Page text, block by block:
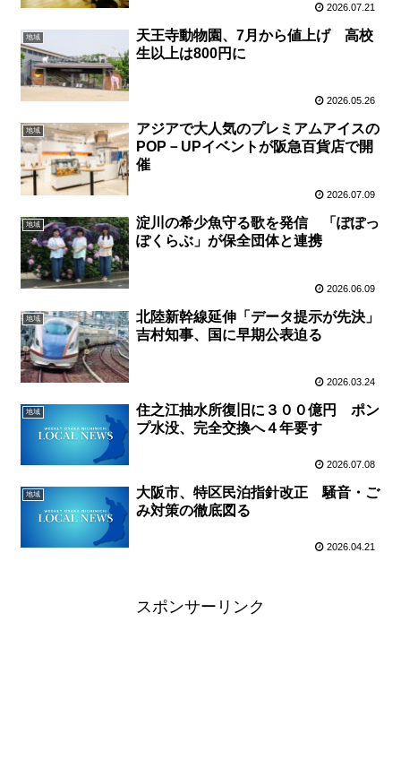
2026.07.21
地域
天王寺動物園、7月から値上げ 高校
生以上は800円に
2026.05.26
地域
アジアで大人気のプレミアムアイスの
POP－UPイベントが阪急百貨店で開
催
2026.07.09
地域
淀川の希少魚守る歌を発信 「ぽぽっ
ぽくらぶ」が保全団体と連携
2026.06.09
地域
北陸新幹線延伸「データ提示が先決」
吉村知事、国に早期公表迫る
2026.03.24
地域
住之江抽水所復旧に３００億円 ポン
プ水没、完全交換へ４年要す
2026.07.08
地域
大阪市、特区民泊指針改正 騒音・ご
み対策の徹底図る
2026.04.21
スポンサーリンク